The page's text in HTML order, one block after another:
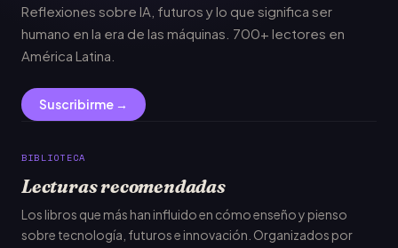
Reflexiones sobre IA, futuros y lo que significa ser
humano en la era de las máquinas. 700+ lectores en
América Latina.
Suscribirme →
BIBLIOTECA
Lecturas recomendadas
Los libros que más han influido en cómo enseño y pienso
sobre tecnología, futuros e innovación. Organizados por